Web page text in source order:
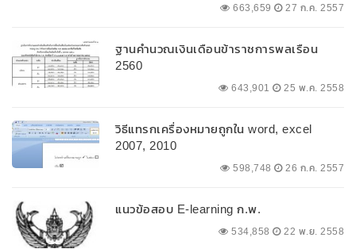
663,659 27 ก.ค. 2557
ฐานคำนวณเงินเดือนข้าราชการพลเรือน
2560
643,901 25 พ.ค. 2558
วิธีแทรกเครื่องหมายถูกใน word, excel
2007, 2010
598,748 26 ก.ค. 2557
แนวข้อสอบ E-learning ก.พ.
534,858 22 พ.ย. 2558